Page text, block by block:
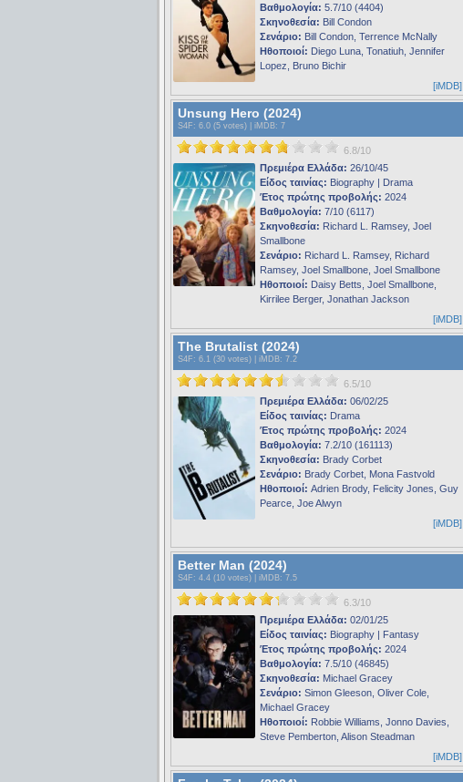
Βαθμολογία: 5.7/10 (4404)
Σκηνοθεσία: Bill Condon
Σενάριο: Bill Condon, Terrence McNally
Ηθοποιοί: Diego Luna, Tonatiuh, Jennifer
Lopez, Bruno Bichir
[iMDB]
Unsung Hero (2024)
S4F : 6.0 (5 votes) | iMDB: 7
6.8/10
Πρεμιέρα Ελλάδα: 26/10/45
Είδος ταινίας: Biography | Drama
Έτος πρώτης προβολής: 2024
Βαθμολογία: 7/10 (6117)
Σκηνοθεσία: Richard L. Ramsey, Joel
Smallbone
Σενάριο: Richard L. Ramsey, Richard
Ramsey, Joel Smallbone, Joel Smallbone
Ηθοποιοί: Daisy Betts, Joel Smallbone,
Kirrilee Berger, Jonathan Jackson
[iMDB]
The Brutalist (2024)
S4F : 6.1 (30 votes) | iMDB: 7.2
6.5/10
Πρεμιέρα Ελλάδα: 06/02/25
Είδος ταινίας: Drama
Έτος πρώτης προβολής: 2024
Βαθμολογία: 7.2/10 (161113)
Σκηνοθεσία: Brady Corbet
Σενάριο: Brady Corbet, Mona Fastvold
Ηθοποιοί: Adrien Brody, Felicity Jones, Guy
Pearce, Joe Alwyn
[iMDB]
Better Man (2024)
S4F : 4.4 (10 votes) | iMDB: 7.5
6.3/10
Πρεμιέρα Ελλάδα: 02/01/25
Είδος ταινίας: Biography | Fantasy
Έτος πρώτης προβολής: 2024
Βαθμολογία: 7.5/10 (46845)
Σκηνοθεσία: Michael Gracey
Σενάριο: Simon Gleeson, Oliver Cole,
Michael Gracey
Ηθοποιοί: Robbie Williams, Jonno Davies,
Steve Pemberton, Alison Steadman
[iMDB]